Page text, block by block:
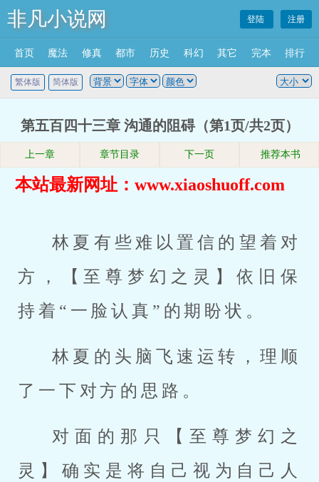
非凡小说网 登陆 注册
首页 魔法 修真 都市 历史 科幻 其它 完本 排行
繁体版 简体版
第五百四十三章 沟通的阻碍（第1页/共2页）
上一章 章节目录 下一页 推荐本书
本站最新网址：www.xiaoshuoff.com
林夏有些难以置信的望着对
方，【至尊梦幻之灵】依旧保
持着“一脸认真”的期盼状。
林夏的头脑飞速运转，理顺
了一下对方的思路。
对面的那只【至尊梦幻之
灵】确实是将自己视为自己人